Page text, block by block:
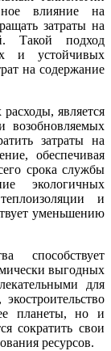
влияние на
затраты на
Такой подход
и устойчивых
на содержание
возобновляемых
затраты на
обеспечивая
срока службы
экологичных
и
уменьшению
способствует
выгодных
для
планеты, но и
сократить свои
ресурсов.